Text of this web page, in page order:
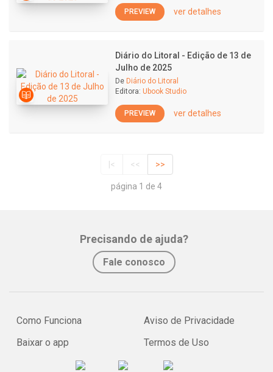
PREVIEW ver detalhes
Diário do Litoral - Edição de 13 de
Julho de 2025
De Diário do Litoral
Editora: Ubook Studio
PREVIEW ver detalhes
|< << >>
página 1 de 4
Precisando de ajuda?
Fale conosco
Como Funciona
Baixar o app
Aviso de Privacidade
Termos de Uso